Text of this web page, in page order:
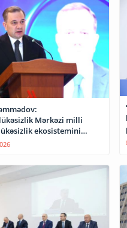
Mərkəzi milli
ekosistemini